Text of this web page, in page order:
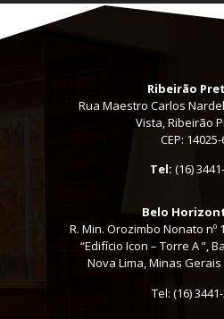
Ribeirão
Rua Maestro Carlos
Vista, Ribeirão
CEP:
Tel: (16)
Belo
R. Min. Orozimbo Nonato nº
“Edifício Icon – Torre A ”,
Nova Lima, Minas Gerais
Tel: (16)